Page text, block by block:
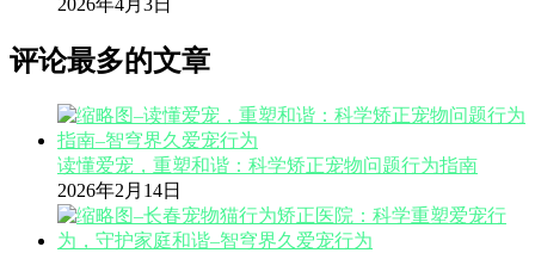
2026年4月3日
评论最多的文章
读懂爱宠，重塑和谐：科学矫正宠物问题行为指南
2026年2月14日